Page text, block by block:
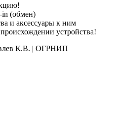
in (обмен)
и аксессуары к ним
устройства!
К.В. | ОГРНИП